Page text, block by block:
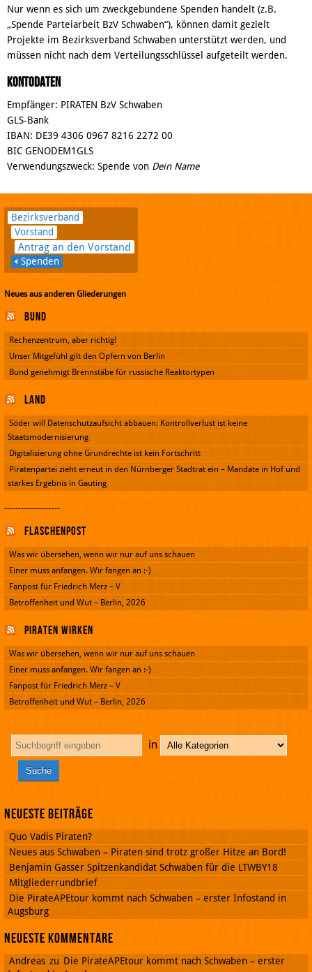
Nur wenn es sich um zweckgebundene Spenden handelt (z.B.
„Spende Parteiarbeit BzV Schwaben“), können damit gezielt
Projekte im Bezirksverband Schwaben unterstützt werden, und
müssen nicht nach dem Verteilungsschlüssel aufgeteilt werden.
Kontodaten
Empfänger: PIRATEN BzV Schwaben
GLS-Bank
IBAN: DE39 4306 0967 8216 2272 00
BIC GENODEM1GLS
Verwendungszweck: Spende von Dein Name
Bezirksverband
Vorstand
Antrag an den Vorstand
Spenden
Neues aus anderen Gliederungen
Bund
Rechenzentrum, aber richtig!
Unser Mitgefühl gilt den Opfern von Berlin
Bund genehmigt Brennstäbe für russische Reaktortypen
Land
Söder will Datenschutzaufsicht abbauen: Kontrollverlust ist keine
Staatsmodernisierung
Digitalisierung ohne Grundrechte ist kein Fortschritt
Piratenpartei zieht erneut in den Nürnberger Stadtrat ein – Mandate in Hof und
starkes Ergebnis in Gauting
--------------------
Flaschenpost
Was wir übersehen, wenn wir nur auf uns schauen
Einer muss anfangen. Wir fangen an :-)
Fanpost für Friedrich Merz – V
Betroffenheit und Wut – Berlin, 2026
Piraten wirken
Was wir übersehen, wenn wir nur auf uns schauen
Einer muss anfangen. Wir fangen an :-)
Fanpost für Friedrich Merz – V
Betroffenheit und Wut – Berlin, 2026
in
Neueste Beiträge
Quo Vadis Piraten?
Neues aus Schwaben – Piraten sind trotz großer Hitze an Bord!
Benjamin Gasser Spitzenkandidat Schwaben für die LTWBY18
Mitgliederrundbrief
Die PirateAPEtour kommt nach Schwaben – erster Infostand in
Augsburg
Neueste Kommentare
Andreas zu Die PirateAPEtour kommt nach Schwaben – erster